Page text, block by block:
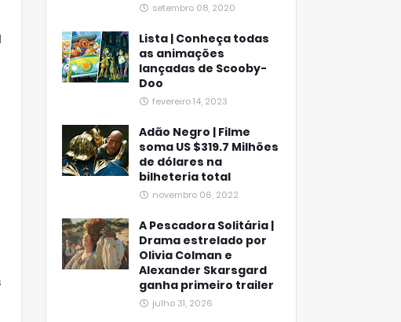
setembro 08, 2020
Lista | Conheça todas
as animações
lançadas de Scooby-
Doo
fevereiro 14, 2023
Adão Negro | Filme
soma US $319.7 Milhões
de dólares na
bilheteria total
novembro 06, 2022
A Pescadora Solitária |
Drama estrelado por
Olivia Colman e
Alexander Skarsgard
ganha primeiro trailer
julho 31, 2026